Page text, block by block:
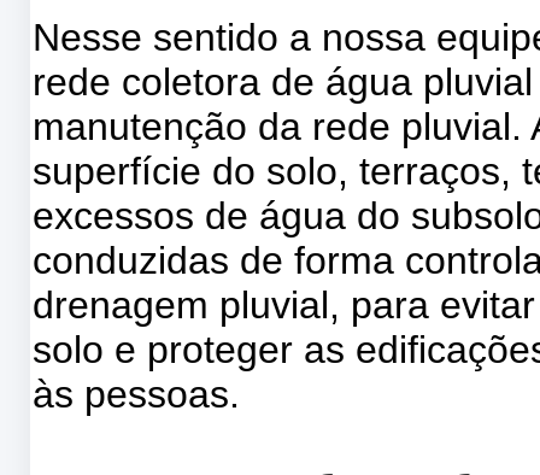
Nesse sentido a nossa
rede coletora de água
manutenção da rede
superfície do solo, terraços,
excessos de água do
conduzidas de forma
drenagem pluvial, para
solo e proteger as
às pessoas.